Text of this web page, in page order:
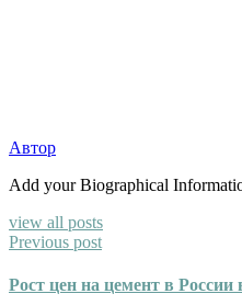
Автор
Add your Biographical
view all posts
Previous post
Рост цен на цемент в